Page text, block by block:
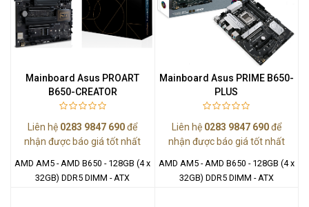
Mainboard Asus PROART
B650-CREATOR
Liên hệ 0283 9847 690để
nhận được báo giá tốt nhất
AMD AM5 - AMD B650 - 128GB (4 x
32GB) DDR5 DIMM - ATX
Mainboard Asus PRIME B650-
PLUS
Liên hệ 0283 9847 690để
nhận được báo giá tốt nhất
AMD AM5 - AMD B650 - 128GB (4 x
32GB) DDR5 DIMM - ATX